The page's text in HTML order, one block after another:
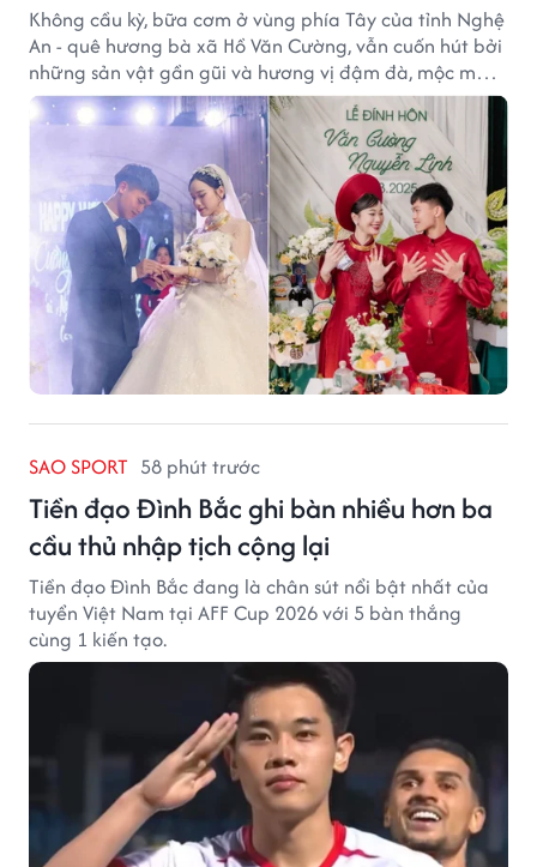
Không cầu kỳ, bữa cơm ở vùng phía Tây của tỉnh Nghệ
An - quê hương bà xã Hồ Văn Cường, vẫn cuốn hút bởi
những sản vật gần gũi và hương vị đậm đà, mộc mạc
của núi rừng.
SAO SPORT 58 phút trước
Tiền đạo Đình Bắc ghi bàn nhiều hơn ba
cầu thủ nhập tịch cộng lại
Tiền đạo Đình Bắc đang là chân sút nổi bật nhất của
tuyển Việt Nam tại AFF Cup 2026 với 5 bàn thắng
cùng 1 kiến tạo.